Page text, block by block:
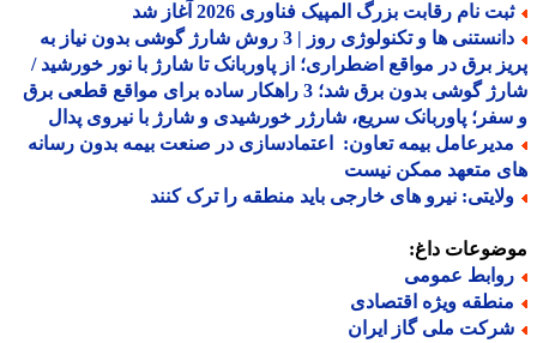
نام رقابت بزرگ المپیک فناوری 2026 آغاز شد
دانستنی ها و تکنولوژی روز | 3 روش شارژ گوشی بدون نیاز به
برق در مواقع اضطراری؛ از پاوربانک تا شارژ با نور خورشید /
شارژ گوشی بدون برق شد؛ 3 راهکار ساده برای مواقع قطعی برق
پاوربانک سریع، شارژر خورشیدی و شارژ با نیروی پدال
بیمه تعاون: اعتمادسازی در صنعت بیمه بدون رسانه
متعهد ممکن نیست
نیرو های خارجی باید منطقه را ترک کنند
داغ:
عمومی
ویژه اقتصادی
ملی گاز ایران